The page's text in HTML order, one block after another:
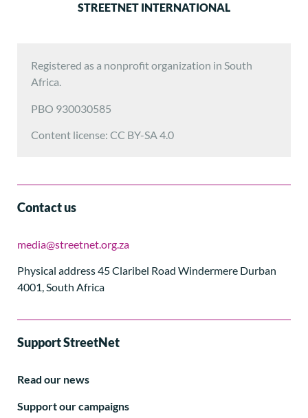
STREETNET INTERNATIONAL
Registered as a nonprofit organization in South
Africa.
PBO 930030585
Content license: CC BY-SA 4.0
Contact us
media@streetnet.org.za
Physical address 45 Claribel Road Windermere Durban
4001, South Africa
Support StreetNet
Read our news
Support our campaigns